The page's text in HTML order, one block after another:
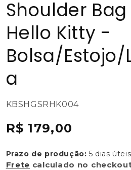
Shoulder
Hello Kitty -
Bolsa/
a
SKU:
sku
KBSHGSRHK004
Preço
R$ 179,00
Prazo de produção: 5 dias
Frete calculado no